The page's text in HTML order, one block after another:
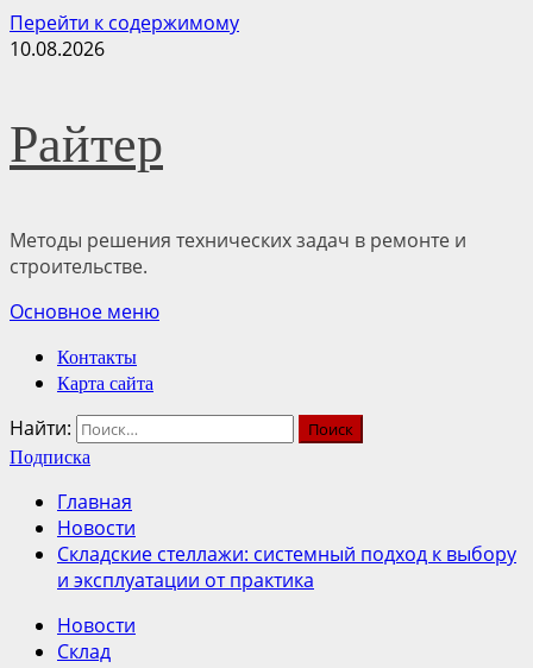
Перейти к содержимому
10.08.2026
Райтер
Методы решения технических задач в ремонте и
строительстве.
Основное меню
Контакты
Карта сайта
Найти:
Подписка
Главная
Новости
Складские стеллажи: системный подход к выбору
и эксплуатации от практика
Новости
Склад